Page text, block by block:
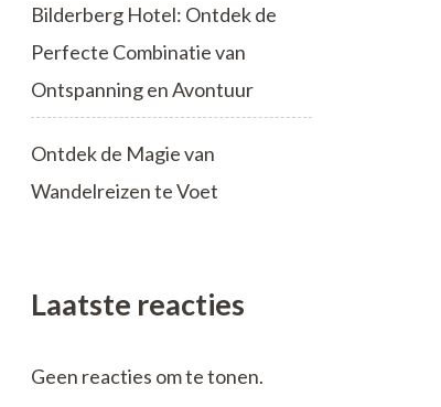
Bilderberg Hotel: Ontdek de
Perfecte Combinatie van
Ontspanning en Avontuur
Ontdek de Magie van
Wandelreizen te Voet
Laatste reacties
Geen reacties om te tonen.